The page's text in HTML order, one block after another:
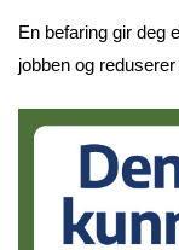
En befaring gir deg
jobben og